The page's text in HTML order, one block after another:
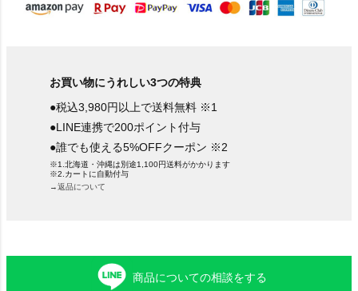
お買い物にうれしい3つの特典
●税込3,980円以上で送料無料 ※1
●LINE連携で200ポイント付与
●誰でも使える5%OFFクーポン ※2
※1.北海道・沖縄は別途1,100円送料がかかります
※2.カートに自動付与
→返品について
商品についての相談をする